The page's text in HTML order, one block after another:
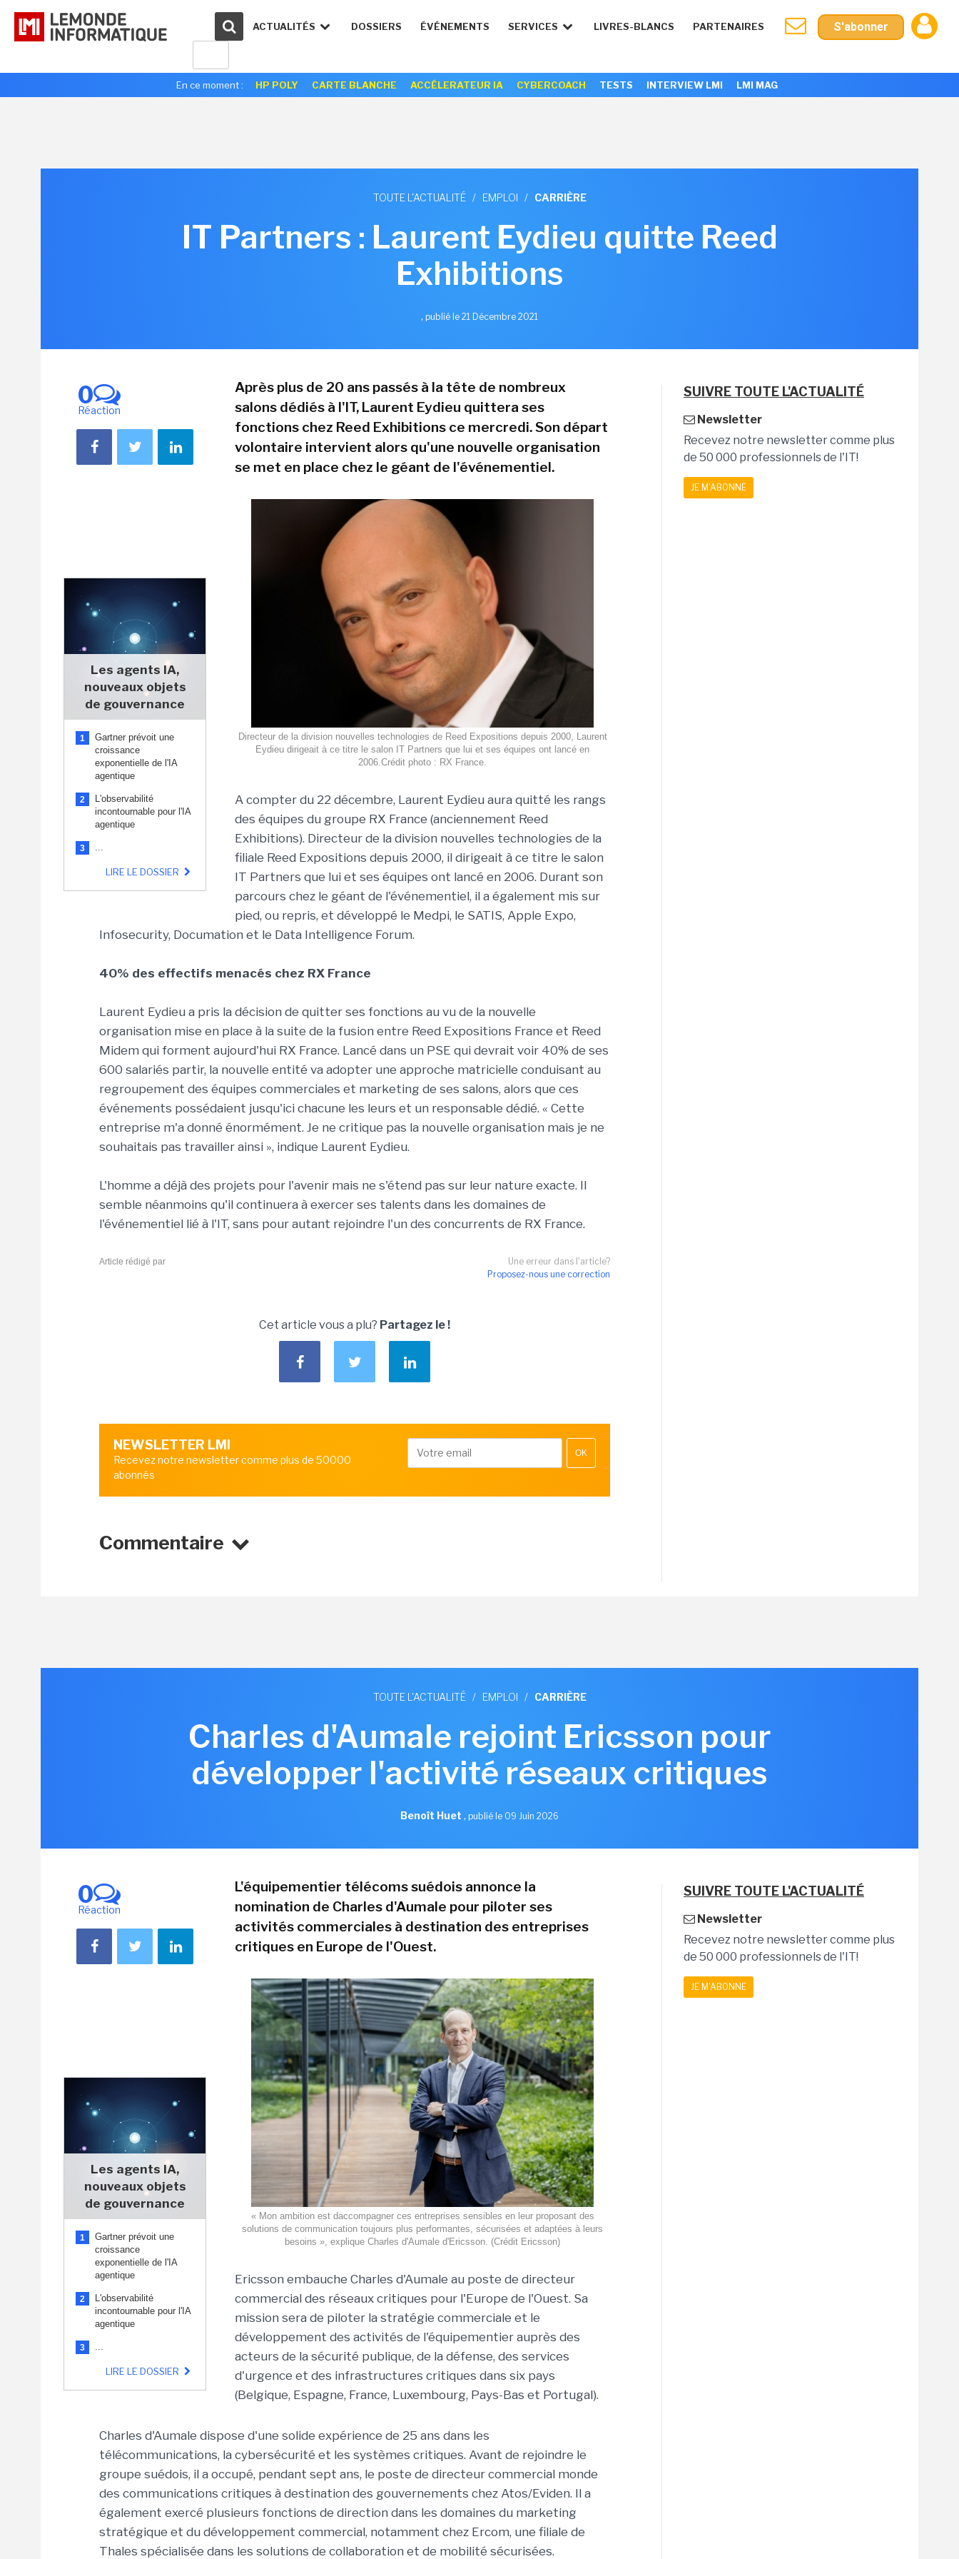
ACTUALITÉS DOSSIERS ÉVÉNEMENTS SERVICES LIVRES-BLANCS PARTENAIRES S'abonner
En ce moment : HP POLY CARTE BLANCHE ACCÉLERATEUR IA CYBERCOACH TESTS INTERVIEW LMI LMI MAG
TOUTE L'ACTUALITÉ / EMPLOI / CARRIÈRE
IT Partners : Laurent Eydieu quitte Reed
Exhibitions
, publié le 21 Décembre 2021
0
Réaction
Les agents IA,
nouveaux objets
de gouvernance
1
Gartner prévoit une
croissance
exponentielle de l'IA
agentique
2
L'observabilité
incontournable pour l'IA
agentique
3 ...
LIRE LE DOSSIER
Après plus de 20 ans passés à la tête de nombreux
salons dédiés à l'IT, Laurent Eydieu quittera ses
fonctions chez Reed Exhibitions ce mercredi. Son départ
volontaire intervient alors qu'une nouvelle organisation
se met en place chez le géant de l'événementiel.
Directeur de la division nouvelles technologies de Reed Expositions depuis 2000, Laurent
Eydieu dirigeait à ce titre le salon IT Partners que lui et ses équipes ont lancé en
2006.Crédit photo : RX France.
A compter du 22 décembre, Laurent Eydieu aura quitté les rangs
des équipes du groupe RX France (anciennement Reed
Exhibitions). Directeur de la division nouvelles technologies de la
filiale Reed Expositions depuis 2000, il dirigeait à ce titre le salon
IT Partners que lui et ses équipes ont lancé en 2006. Durant son
parcours chez le géant de l'événementiel, il a également mis sur
pied, ou repris, et développé le Medpi, le SATIS, Apple Expo,
Infosecurity, Documation et le Data Intelligence Forum.
40% des effectifs menacés chez RX France
Laurent Eydieu a pris la décision de quitter ses fonctions au vu de la nouvelle
organisation mise en place à la suite de la fusion entre Reed Expositions France et Reed
Midem qui forment aujourd'hui RX France. Lancé dans un PSE qui devrait voir 40% de ses
600 salariés partir, la nouvelle entité va adopter une approche matricielle conduisant au
regroupement des équipes commerciales et marketing de ses salons, alors que ces
événements possédaient jusqu'ici chacune les leurs et un responsable dédié. « Cette
entreprise m'a donné énormément. Je ne critique pas la nouvelle organisation mais je ne
souhaitais pas travailler ainsi », indique Laurent Eydieu.
L'homme a déjà des projets pour l'avenir mais ne s'étend pas sur leur nature exacte. Il
semble néanmoins qu'il continuera à exercer ses talents dans les domaines de
l'événementiel lié à l'IT, sans pour autant rejoindre l'un des concurrents de RX France.
Une erreur dans l'article?
Proposez-nous une correction
Article rédigé par
Cet article vous a plu? Partagez le !
NEWSLETTER LMI
Recevez notre newsletter comme plus de 50000
abonnés
OK
Commentaire
SUIVRE TOUTE L'ACTUALITÉ
Newsletter
Recevez notre newsletter comme plus
de 50 000 professionnels de l'IT!
JE M'ABONNE
TOUTE L'ACTUALITÉ / EMPLOI / CARRIÈRE
Charles d'Aumale rejoint Ericsson pour
développer l'activité réseaux critiques
Benoît Huet , publié le 09 Juin 2026
0
Réaction
Les agents IA,
nouveaux objets
de gouvernance
1
Gartner prévoit une
croissance
exponentielle de l'IA
agentique
2
L'observabilité
incontournable pour l'IA
agentique
3 ...
LIRE LE DOSSIER
L'équipementier télécoms suédois annonce la
nomination de Charles d'Aumale pour piloter ses
activités commerciales à destination des entreprises
critiques en Europe de l'Ouest.
« Mon ambition est daccompagner ces entreprises sensibles en leur proposant des
solutions de communication toujours plus performantes, sécurisées et adaptées à leurs
besoins », explique Charles d'Aumale d'Ericsson. (Crédit Ericsson)
Ericsson embauche Charles d'Aumale au poste de directeur
commercial des réseaux critiques pour l'Europe de l'Ouest. Sa
mission sera de piloter la stratégie commerciale et le
développement des activités de l'équipementier auprès des
acteurs de la sécurité publique, de la défense, des services
d'urgence et des infrastructures critiques dans six pays
(Belgique, Espagne, France, Luxembourg, Pays-Bas et Portugal).
Charles d'Aumale dispose d'une solide expérience de 25 ans dans les
télécommunications, la cybersécurité et les systèmes critiques. Avant de rejoindre le
groupe suédois, il a occupé, pendant sept ans, le poste de directeur commercial monde
des communications critiques à destination des gouvernements chez Atos/Eviden. Il a
également exercé plusieurs fonctions de direction dans les domaines du marketing
stratégique et du développement commercial, notamment chez Ercom, une filiale de
Thales spécialisée dans les solutions de collaboration et de mobilité sécurisées.
SUIVRE TOUTE L'ACTUALITÉ
Newsletter
Recevez notre newsletter comme plus
de 50 000 professionnels de l'IT!
JE M'ABONNE